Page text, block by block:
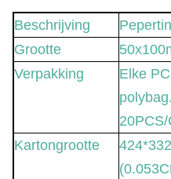
Beschrijving
Pepertin
Grootte
Verpakking
Elke
polybag.
Kartongrootte